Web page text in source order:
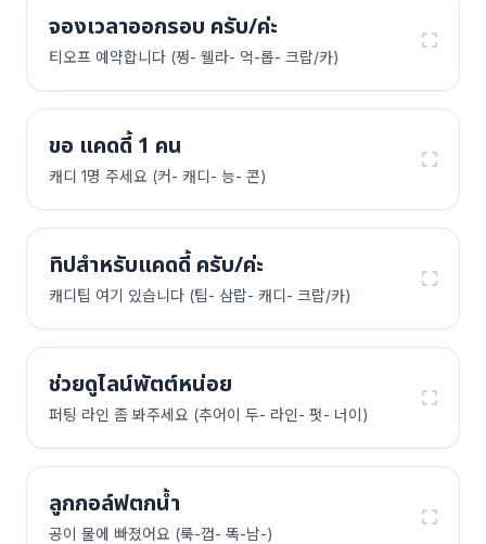
จองเวลาออกรอบ ครับ/ค่ะ
티오프 예약합니다 (쩡- 웰라- 억-롭- 크랍/카)
ขอ แคดดี้ 1 คน
캐디 1명 주세요 (커- 캐디- 능- 콘)
ทิปสำหรับแคดดี้ ครับ/ค่ะ
캐디팁 여기 있습니다 (팁- 삼랍- 캐디- 크랍/카)
ช่วยดูไลน์พัตต์หน่อย
퍼팅 라인 좀 봐주세요 (추어이 두- 라인- 펏- 너이)
ลูกกอล์ฟตกน้ำ
공이 물에 빠졌어요 (룩-껍- 똑-남-)